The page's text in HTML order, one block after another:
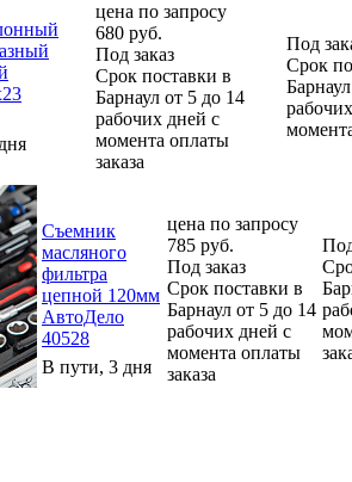
цена по запросу
680 руб.
Под заказ
Срок поставки в
Барнаул от 5 до 14
рабочих дней с
момента оплаты
заказа
Под
Срок
Съемник
масляного
фильтра
цепной 120мм
АвтоДело
40528
В пути, 3 дня
цена по запросу
785 руб.
Под заказ
Срок поставки в
Барнаул от 5 до 14
рабочих дней с
момента оплаты
заказа